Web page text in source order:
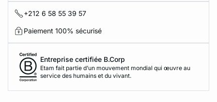
+212 6 58 55 39 57
Paiement 100% sécurisé
Entreprise certifiée B.Corp
Etam fait partie d’un mouvement mondial qui œuvre au
service des humains et du vivant.